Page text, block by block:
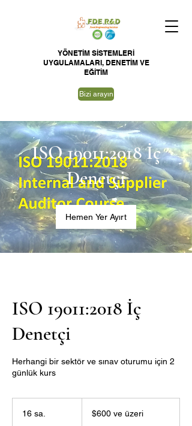
YÖNETİM SİSTEMLERİ
UYGULAMALARI, DENETİM VE
EĞİTİM
Bizi arayın
ISO 19011:2018 İç
Denetçi
Hemen Yer Ayırt
ISO 19011:2018 İç
Denetçi
Herhangi bir sektör ve sınav oturumu için 2
günlük kurs
16 sa.
doları$600 ve üzeri